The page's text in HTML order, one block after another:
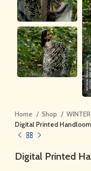
Home Shop
Digital Printed
Digital Printed